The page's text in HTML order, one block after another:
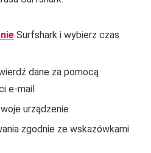
Surfshark i wybierz czas
dane za pomocą
e-mail
urządzenie
zgodnie ze wskazówkami